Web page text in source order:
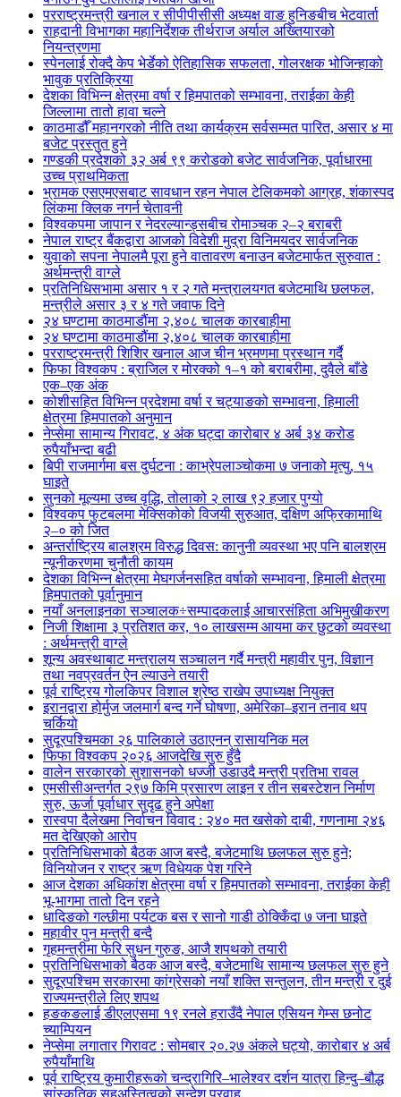
परराष्ट्रमन्त्री खनाल र सीपीपीसीसी अध्यक्ष वाङ हुनिङबीच भेटवार्ता
राहदानी विभागका महानिर्देशक तीर्थराज अर्याल अख्तियारको
नियन्त्रणमा
स्पेनलाई रोक्दै केप भेर्डेको ऐतिहासिक सफलता, गोलरक्षक भोजिन्हाको
भावुक प्रतिक्रिया
देशका विभिन्न क्षेत्रमा वर्षा र हिमपातको सम्भावना, तराईका केही
जिल्लामा तातो हावा चल्ने
काठमाडौँ महानगरको नीति तथा कार्यक्रम सर्वसम्मत पारित, असार ४ मा
बजेट प्रस्तुत हुने
गण्डकी प्रदेशको ३२ अर्ब ९९ करोडको बजेट सार्वजनिक, पूर्वाधारमा
उच्च प्राथमिकता
भ्रामक एसएमएसबाट सावधान रहन नेपाल टेलिकमको आग्रह, शंकास्पद
लिंकमा क्लिक नगर्न चेतावनी
विश्वकपमा जापान र नेदरल्यान्ड्सबीच रोमाञ्चक २–२ बराबरी
नेपाल राष्ट्र बैंकद्वारा आजको विदेशी मुद्रा विनिमयदर सार्वजनिक
युवाको सपना नेपालमै पूरा हुने वातावरण बनाउन बजेटमार्फत सुरुवात :
अर्थमन्त्री वाग्ले
प्रतिनिधिसभामा असार १ र २ गते मन्त्रालयगत बजेटमाथि छलफल,
मन्त्रीले असार ३ र ४ गते जवाफ दिने
२४ घण्टामा काठमाडौंमा २,४०८ चालक कारबाहीमा
२४ घण्टामा काठमाडौंमा २,४०८ चालक कारबाहीमा
परराष्ट्रमन्त्री शिशिर खनाल आज चीन भ्रमणमा प्रस्थान गर्दै
फिफा विश्वकप : ब्राजिल र मोरक्को १–१ को बराबरीमा, दुवैले बाँडे
एक–एक अंक
कोशीसहित विभिन्न प्रदेशमा वर्षा र चट्याङको सम्भावना, हिमाली
क्षेत्रमा हिमपातको अनुमान
नेप्सेमा सामान्य गिरावट, ४ अंक घट्दा कारोबार ४ अर्ब ३४ करोड
रुपैयाँभन्दा बढी
बिपी राजमार्गमा बस दुर्घटना : काभ्रेपलाञ्चोकमा ७ जनाको मृत्यु, १५
घाइते
सुनको मूल्यमा उच्च वृद्धि, तोलाको २ लाख ९२ हजार पुग्यो
विश्वकप फुटबलमा मेक्सिकोको विजयी सुरुआत, दक्षिण अफ्रिकामाथि
२–० को जित
अन्तर्राष्ट्रिय बालश्रम विरुद्ध दिवस: कानुनी व्यवस्था भए पनि बालश्रम
न्यूनीकरणमा चुनौती कायम
देशका विभिन्न क्षेत्रमा मेघगर्जनसहित वर्षाको सम्भावना, हिमाली क्षेत्रमा
हिमपातको पूर्वानुमान
नयाँ अनलाइनका सञ्चालक÷सम्पादकलाई आचारसंहिता अभिमुखीकरण
निजी शिक्षामा ३ प्रतिशत कर, १० लाखसम्म आयमा कर छुटको व्यवस्था
: अर्थमन्त्री वाग्ले
शून्य अवस्थाबाट मन्त्रालय सञ्चालन गर्दै मन्त्री महावीर पुन, विज्ञान
तथा नवप्रवर्तन ऐन ल्याउने तयारी
पूर्व राष्ट्रिय गोलकिपर विशाल श्रेष्ठ राखेप उपाध्यक्ष नियुक्त
इरानद्वारा होर्मुज जलमार्ग बन्द गर्ने घोषणा, अमेरिका–इरान तनाव थप
चर्कियो
सुदूरपश्चिमका २६ पालिकाले उठाएनन् रासायनिक मल
फिफा विश्वकप २०२६ आजदेखि सुरु हुँदै
वालेन सरकारको सुशासनको धज्जी उडाउदै मन्त्री प्रतिभा रावल
एमसीसीअन्तर्गत २९७ किमि प्रसारण लाइन र तीन सबस्टेशन निर्माण
सुरु, ऊर्जा पूर्वाधार सुदृढ हुने अपेक्षा
रास्वपा दैलेखमा निर्वाचन विवाद : २४० मत खसेको दाबी, गणनामा २४६
मत देखिएको आरोप
प्रतिनिधिसभाको बैठक आज बस्दै, बजेटमाथि छलफल सुरु हुने;
विनियोजन र राष्ट्र ऋण विधेयक पेश गरिने
आज देशका अधिकांश क्षेत्रमा वर्षा र हिमपातको सम्भावना, तराईका केही
भू-भागमा तातो दिन रहने
धादिङको गल्छीमा पर्यटक बस र सानो गाडी ठोक्किँदा ७ जना घाइते
महावीर पुन मन्त्री बन्दै
गृहमन्त्रीमा फेरि सुधन गुरुङ, आजै शपथको तयारी
प्रतिनिधिसभाको बैठक आज बस्दै, बजेटमाथि सामान्य छलफल सुरु हुने
सुदूरपश्चिम सरकारमा कांग्रेसको नयाँ शक्ति सन्तुलन, तीन मन्त्री र दुई
राज्यमन्त्रीले लिए शपथ
हङकङलाई डीएलएसमा १९ रनले हराउँदै नेपाल एसियन गेम्स छनोट
च्याम्पियन
नेप्सेमा लगातार गिरावट : सोमबार २०.२७ अंकले घट्यो, कारोबार ४ अर्ब
रुपैयाँमाथि
पूर्व राष्ट्रिय कुमारीहरूको चन्द्रागिरि–भालेश्वर दर्शन यात्रा हिन्दु–बौद्ध
सांस्कृतिक सहअस्तित्वको सन्देश प्रवाह